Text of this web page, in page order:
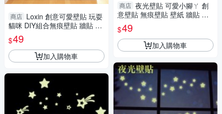
商店 Loxin 創意可愛壁貼 玩耍
貓咪 DIY組合無痕壁貼 牆貼 壁
紙 背景貼
$49
加入購物車
商店 夜光壁貼 可愛小腳ㄚ 創
意壁貼 無痕壁貼 壁紙 牆貼 室
內設計 裝潢 Loxin
$49
加入購物車